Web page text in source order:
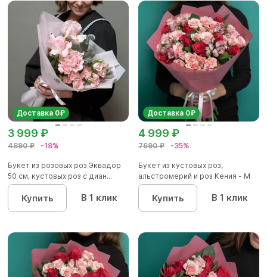
Доставка 0₽
4890 ₽ -18%
3 999 ₽
Букет из розовых роз Эквадор
50 см, кустовых роз с диан...
Купить В 1 клик
Доставка 0₽
7690 ₽ -35%
4 999 ₽
Букет из кустовых роз,
альстромерий и роз Кения - M
Купить В 1 клик